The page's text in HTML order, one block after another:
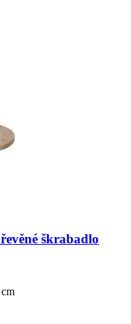
škrabadlo